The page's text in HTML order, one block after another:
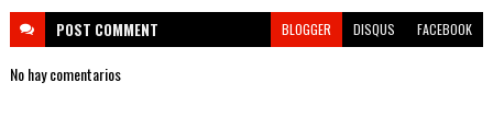
POST COMMENT BLOGGER DISQUS FACEBOOK
No hay comentarios